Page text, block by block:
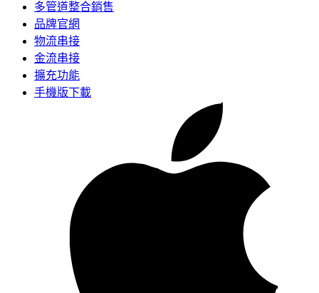
多管道整合銷售
品牌官網
物流串接
金流串接
擴充功能
手機版下載